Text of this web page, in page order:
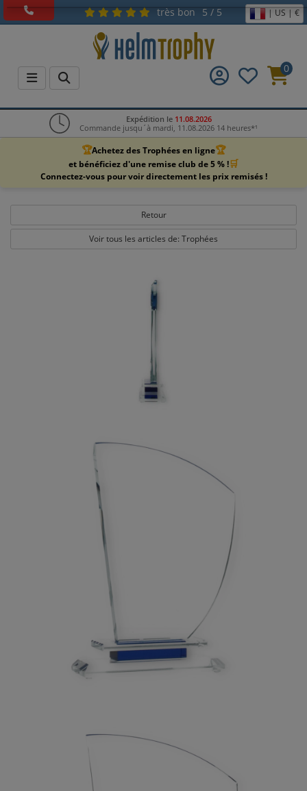
très bon 5 / 5 | US | €
0
Expédition le 11.08.2026
Commande jusqu´à mardi, 11.08.2026 14 heures*¹
🏆Achetez des Trophées en ligne🏆
et bénéficiez d'une remise club de 5 % !🛒
Connectez-vous pour voir directement les prix remisés !
Retour
Voir tous les articles de: Trophées